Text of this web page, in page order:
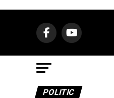
POLITIC